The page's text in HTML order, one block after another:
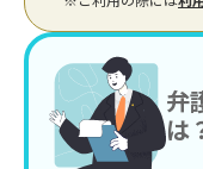
弁
は